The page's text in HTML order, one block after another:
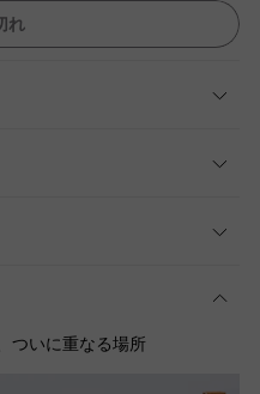
れ
ついに重なる場所